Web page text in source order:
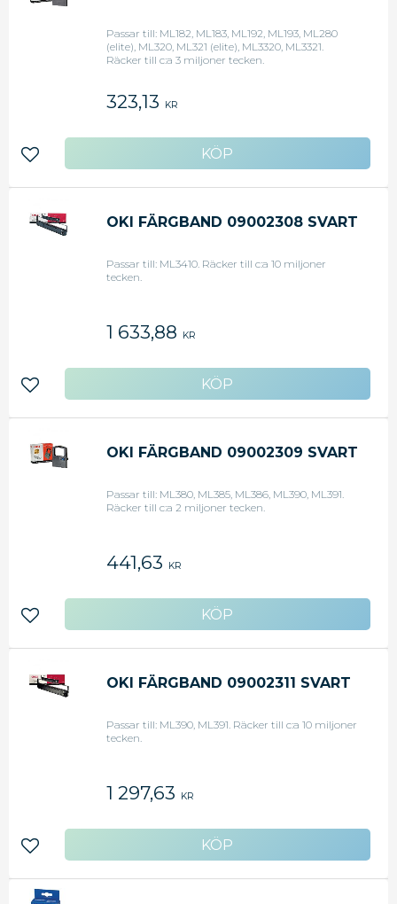
Passar till: ML182, ML183, ML192, ML193, ML280
(elite), ML320, ML321 (elite), ML3320, ML3321.
Räcker till c:a 3 miljoner tecken.
323,13 KR
Lägg till i favoriter
OKI FÄRGBAND 09002308 SVART
Passar till: ML3410. Räcker till c:a 10 miljoner
tecken.
1 633,88 KR
Lägg till i favoriter
OKI FÄRGBAND 09002309 SVART
Passar till: ML380, ML385, ML386, ML390, ML391.
Räcker till c:a 2 miljoner tecken.
441,63 KR
Lägg till i favoriter
OKI FÄRGBAND 09002311 SVART
Passar till: ML390, ML391. Räcker till c:a 10 miljoner
tecken.
1 297,63 KR
Lägg till i favoriter